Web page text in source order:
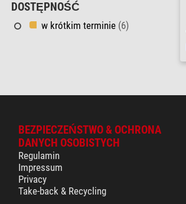
DOSTĘPNOŚĆ
w krótkim terminie (6)
BEZPIECZEŃSTWO & OCHRONA
DANYCH OSOBISTYCH
Regulamin
Impressum
Privacy
Take-back & Recycling